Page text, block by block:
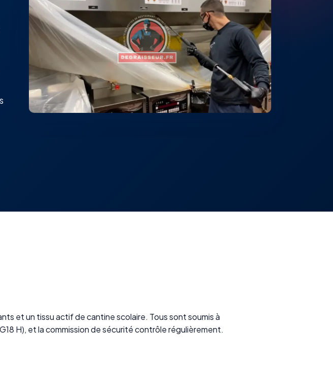
et un tissu actif de cantine scolaire. Tous sont soumis à
H), et la commission de sécurité contrôle régulièrement.